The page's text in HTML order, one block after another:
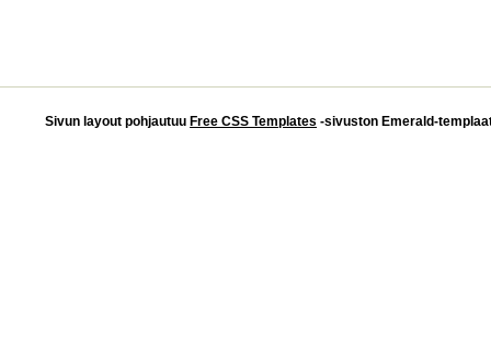
Sivun layout pohjautuuFree CSS Templates -sivuston Emerald-